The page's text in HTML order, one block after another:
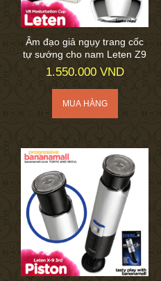
Âm đạo giả ngụy trang cốc
tự sướng cho nam Leten Z9
1.550.000 VND